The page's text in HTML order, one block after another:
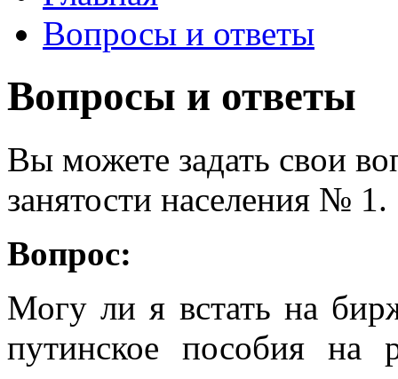
Вопросы и ответы
Вопросы и ответы
Вы можете задать свои
занятости населения № 1.
Вопрос:
Могу ли я встать на
путинское пособия на